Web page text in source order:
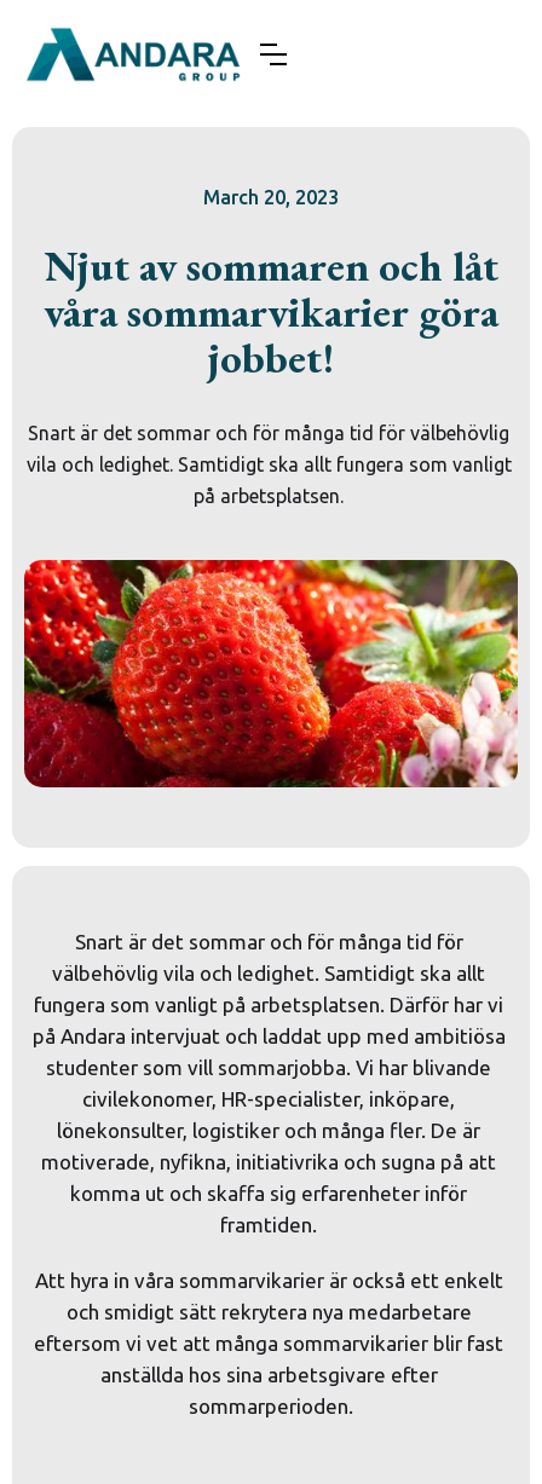
March 20, 2023
Njut av sommaren och låt
våra sommarvikarier göra
jobbet!
Snart är det sommar och för många tid för välbehövlig
vila och ledighet. Samtidigt ska allt fungera som vanligt
på arbetsplatsen.
Snart är det sommar och för många tid för
välbehövlig vila och ledighet. Samtidigt ska allt
fungera som vanligt på arbetsplatsen. Därför har vi
på Andara intervjuat och laddat upp med ambitiösa
studenter som vill sommarjobba. Vi har blivande
civilekonomer, HR-specialister, inköpare,
lönekonsulter, logistiker och många fler. De är
motiverade, nyfikna, initiativrika och sugna på att
komma ut och skaffa sig erfarenheter inför
framtiden.
Att hyra in våra sommarvikarier är också ett enkelt
och smidigt sätt rekrytera nya medarbetare
eftersom vi vet att många sommarvikarier blir fast
anställda hos sina arbetsgivare efter
sommarperioden.